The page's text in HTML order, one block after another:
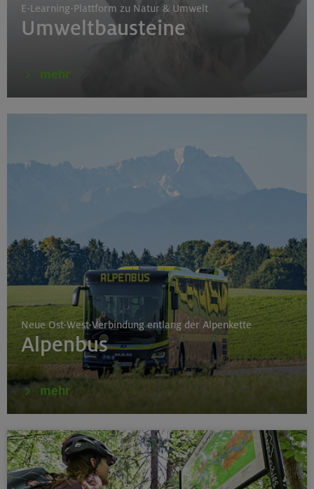
E-Learning-Plattform zu Natur & Umwelt
Umweltbausteine
mehr
Neue Ost-West-Verbindung entlang der Alpenkette
Alpenbus
mehr